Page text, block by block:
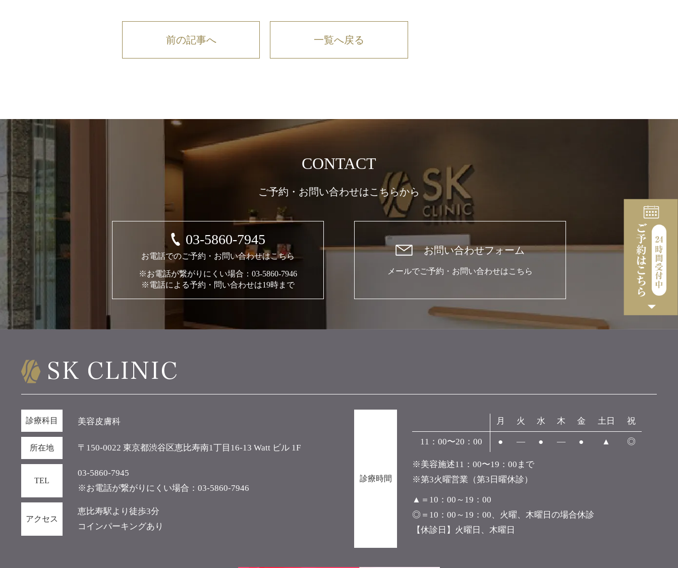
前の記事へ 一覧へ戻る
CONTACT
ご予約・お問い合わせはこちらから
03-5860-7945
お電話でのご予約・お問い合わせはこちら
※お電話が繋がりにくい場合：03-5860-7946
※電話による予約・問い合わせは19時まで
お問い合わせフォーム
メールでご予約・お問い合わせはこちら
診療科目 美容皮膚科
所在地 〒150-0022 東京都渋谷区恵比寿南1丁目16-13 Watt ビル 1F
TEL
03-5860-7945
※お電話が繋がりにくい場合：03-5860-7946
アクセス
恵比寿駅より徒歩3分
コインパーキングあり
診療時間
月 火 水 木 金 土日 祝
11：00〜20：00 ● ― ● ― ● ▲ ◎
※美容施述11：00〜19：00まで
※第3火曜営業（第3日曜休診）
▲＝10：00～19：00
◎＝10：00～19：00、火曜、木曜日の場合休診
【休診日】火曜日、木曜日